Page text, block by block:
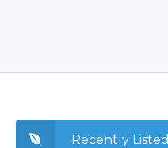
Recently Listed